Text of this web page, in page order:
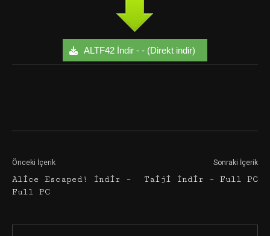
ALTF42 İndir - - (Direkt indir)
Önceki İçerik
Alice Escaped! İndir –
Full PC
Sonraki İçerik
Taiji İndir – Full PC